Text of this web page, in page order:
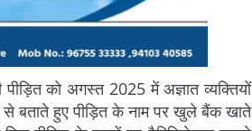
पीड़ित को अगस्त 2025 में अज्ञात व्यक्तियों
से बताते हुए पीड़ित के नाम पर खुले बैंक खाते